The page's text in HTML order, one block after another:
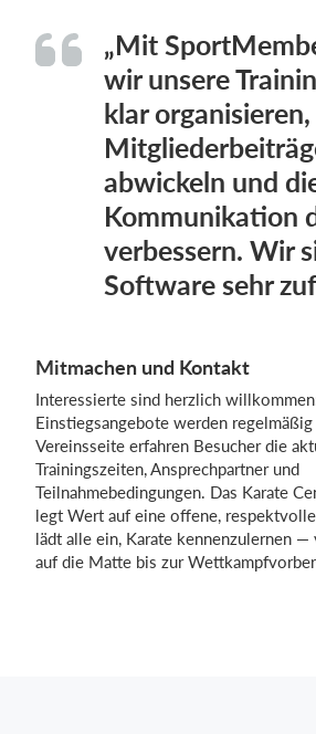
„Mit
wir unsere
klar organisieren,
abwickeln und
Kommunikation
verbessern. Wir
Software sehr
Mitmachen und Kontakt
Interessierte sind herzlich
Einstiegsangebote werden
Vereinsseite erfahren Besucher die
Trainingszeiten, Ansprechpartner und
Teilnahmebedingungen. Das Karate
legt Wert auf eine offene,
lädt alle ein, Karate kennenzulernen
auf die Matte bis zur